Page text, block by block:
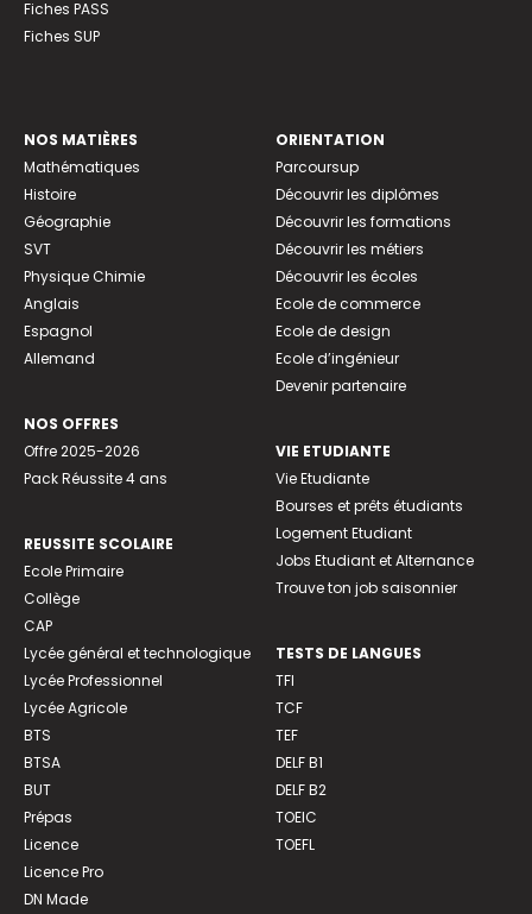
Fiches PASS
Fiches SUP
NOS MATIÈRES
Mathématiques
Histoire
Géographie
SVT
Physique Chimie
Anglais
Espagnol
Allemand
NOS OFFRES
Offre 2025-2026
Pack Réussite 4 ans
REUSSITE SCOLAIRE
Ecole Primaire
Collège
CAP
Lycée général et technologique
Lycée Professionnel
Lycée Agricole
BTS
BTSA
BUT
Prépas
Licence
Licence Pro
DN Made
ORIENTATION
Parcoursup
Découvrir les diplômes
Découvrir les formations
Découvrir les métiers
Découvrir les écoles
Ecole de commerce
Ecole de design
Ecole d’ingénieur
Devenir partenaire
VIE ETUDIANTE
Vie Etudiante
Bourses et prêts étudiants
Logement Etudiant
Jobs Etudiant et Alternance
Trouve ton job saisonnier
TESTS DE LANGUES
TFI
TCF
TEF
DELF B1
DELF B2
TOEIC
TOEFL